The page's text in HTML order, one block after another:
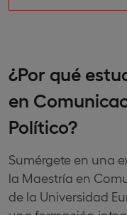
¿Por qué
en
Político?
Sumérgete en una
la Maestría en
de la Universidad